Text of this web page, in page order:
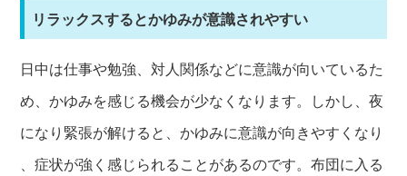
リラックスするとかゆみが意識されやすい
日中は仕事や勉強、対人関係などに意識が向いているた
め、かゆみを感じる機会が少なくなります。しかし、夜
になり緊張が解けると、かゆみに意識が向きやすくなり
、症状が強く感じられることがあるのです。布団に入る